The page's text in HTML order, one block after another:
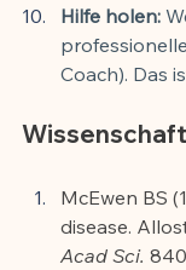
Hilfe holen:
Coach). Das
McEwen BS
disease.
Acad Sci.